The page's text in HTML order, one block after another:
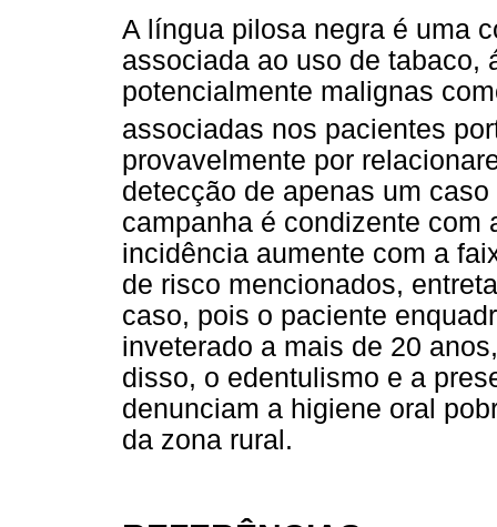
A língua pilosa negra é uma
associada ao uso de tabaco,
potencialmente malignas
associadas nos pacientes
provavelmente por
detecção de apenas um
campanha é condizente com
incidência aumente com a
de risco mencionados,
caso, pois o paciente
inveterado a mais de 20
disso, o edentulismo e a
denunciam a higiene oral
da zona rural.